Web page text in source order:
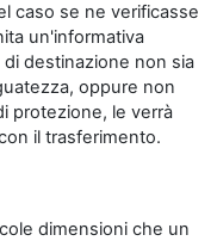
caso se ne verificasse
un'informativa
destinazione non sia
oppure non
protezione, le verrà
il trasferimento.
dimensioni che un